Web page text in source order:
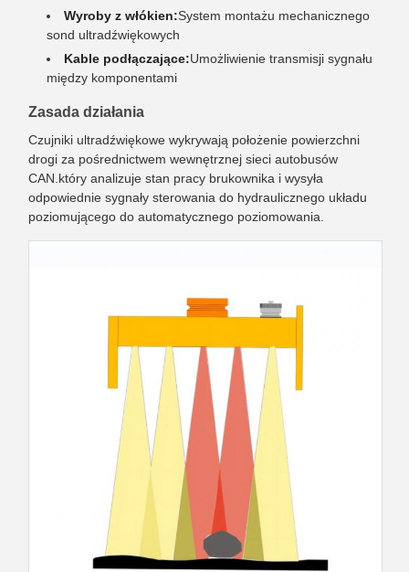
Wyroby z włókien:System montażu mechanicznego
sond ultradźwiękowych
Kable podłączające:Umożliwienie transmisji sygnału
między komponentami
Zasada działania
Czujniki ultradźwiękowe wykrywają położenie powierzchni
drogi za pośrednictwem wewnętrznej sieci autobusów
CAN.który analizuje stan pracy brukownika i wysyła
odpowiednie sygnały sterowania do hydraulicznego układu
poziomującego do automatycznego poziomowania.